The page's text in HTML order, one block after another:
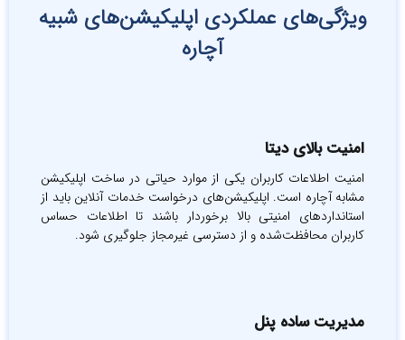
ویژگی‌های عملکردی اپلیکیشن‌های شبیه
آچاره
امنیت بالای دیتا
امنیت اطلاعات کاربران یکی از موارد حیاتی در ساخت اپلیکیشن‌
مشابه آچاره است. اپلیکیشن‌های درخواست خدمات آنلاین باید از
استانداردهای امنیتی بالا برخوردار باشند تا اطلاعات حساس
کاربران محافظت‌شده و از دسترسی غیرمجاز جلوگیری شود.
مدیریت ساده پنل